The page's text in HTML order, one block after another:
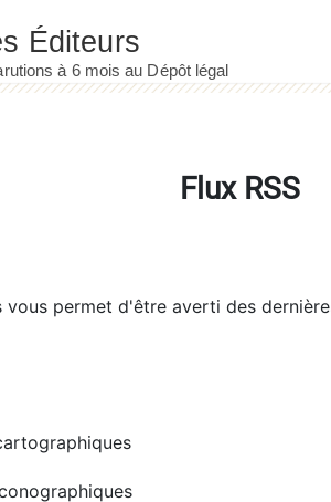
Flux RSS
vous permet d'être averti des